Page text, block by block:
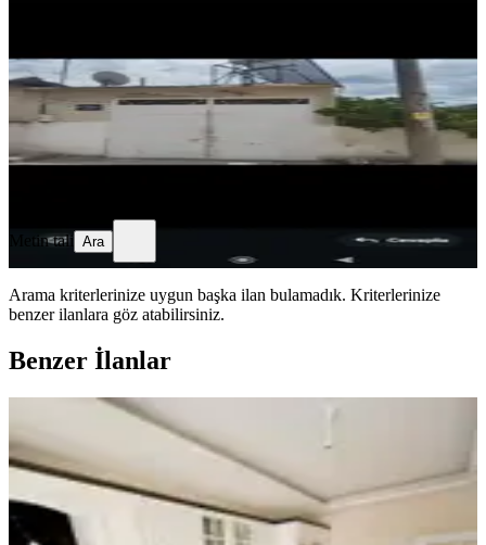
2+1·206 m²·Müstakil·05.06.2026
2.350.000 ₺2.400.000 ₺
Metin tali
Metin tali Ara
Arama kriterlerinize uygun başka ilan bulamadık. Kriterlerinize
benzer ilanlara göz atabilirsiniz.
Benzer İlanlar
ÖNE ÇIKAN
Mega Gayrimenkulden Fatih Mah
Satılık 3+1 Sıfır Daire
Bergama, Fatih Mahallesi
130 m² ·2. Kat 05.08.2026